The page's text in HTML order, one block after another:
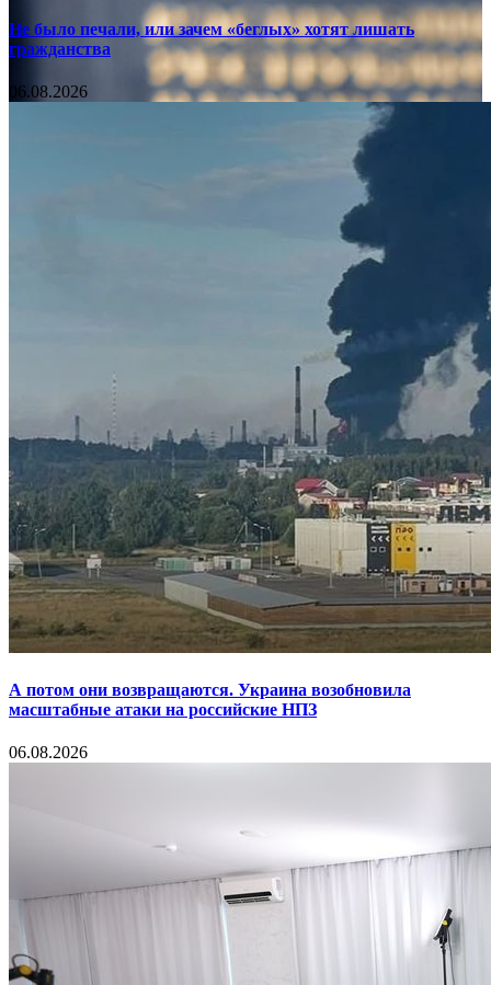
Не было печали, или зачем «беглых» хотят лишать
гражданства
06.08.2026
А потом они возвращаются. Украина возобновила
масштабные атаки на российские НПЗ
06.08.2026